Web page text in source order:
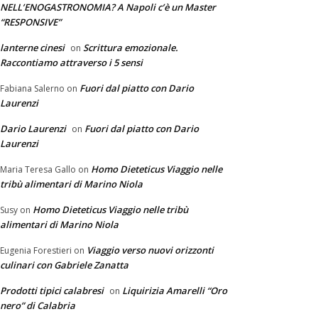
NELL’ENOGASTRONOMIA? A Napoli c’è un Master
“RESPONSIVE”
lanterne cinesi on Scrittura emozionale.
Raccontiamo attraverso i 5 sensi
Fabiana Salerno on Fuori dal piatto con Dario
Laurenzi
Dario Laurenzi on Fuori dal piatto con Dario
Laurenzi
Maria Teresa Gallo on Homo Dieteticus Viaggio nelle
tribù alimentari di Marino Niola
Susy on Homo Dieteticus Viaggio nelle tribù
alimentari di Marino Niola
Eugenia Forestieri on Viaggio verso nuovi orizzonti
culinari con Gabriele Zanatta
Prodotti tipici calabresi on Liquirizia Amarelli “Oro
nero” di Calabria